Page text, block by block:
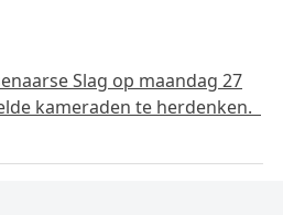
Slag op maandag 27
kameraden te herdenken.